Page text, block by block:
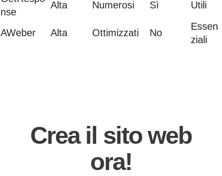
nse
Alta Numerosi Sì Utili
AWeber Alta Ottimizzati No
Essen
ziali
Crea il sito web
ora!